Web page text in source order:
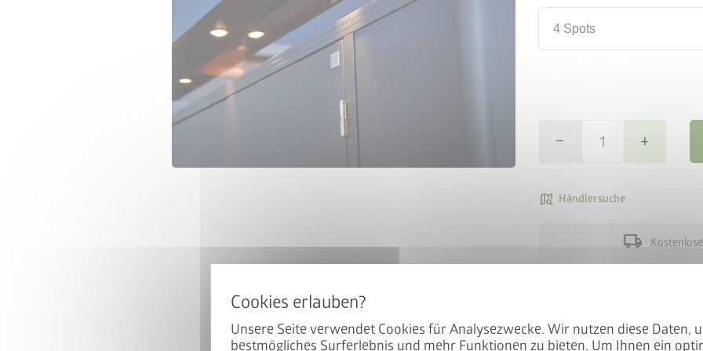
Unsere Seite verwendet Cookies für Analysezwecke. Wir nutzen diese Daten,
bestmögliches Surferlebnis und mehr Funktionen zu bieten. Um Ihnen ein
4 Spots
remove add
map_search Händlersuche
local_shipping
Damit sind Ausfräsungen
welche mit Standardspots
zwischen den